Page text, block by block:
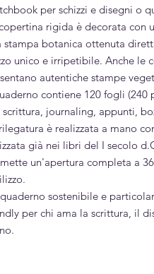
per schizzi e disegni o
rigida è decorata con
stampa botanica ottenuta
unico e irripetibile. Anche le
autentiche stampe
contiene 120 fogli
scrittura, journaling, appunti,
è realizzata a mano
già nei libri del I secolo
un'apertura completa a
sostenibile e
per chi ama la scrittura, il